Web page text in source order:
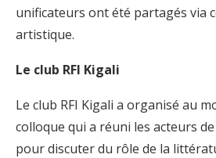
unificateurs ont été partagés via
artistique.
Le club RFI Kigali
Le club RFI Kigali a organisé au
colloque qui a réuni les acteurs
pour discuter du rôle de la